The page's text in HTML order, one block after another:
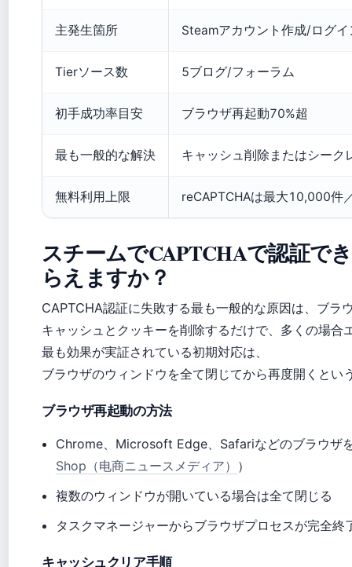
主発生箇所 Steamアカウント作成/ログイ
Tierソース数 5ブログ/フォーラム
初手成功率目安 ブラウザ再起動70%超
最も一般的な解決 キャッシュ削除またはシーク
無料利用上限 reCAPTCHAは最大10,000件
スチームでCAPTCHAで認証で
らえますか？
CAPTCHA認証に失敗する最も一般的な原因は、ブラ
キャッシュとクッキーを削除するだけで、多くの場合
最も効果が実証されている初期対応は、
ブラウザのウィンドウを全て閉じてから再度開くとい
ブラウザ再起動の方法
Chrome、Microsoft Edge、Safariなどのブラウザ
Shop（电商ニュースメディア） ）
複数のウィンドウが開いている場合は全て閉じる
タスクマネージャーからブラウザプロセスが完全終
キャッシュクリア手順